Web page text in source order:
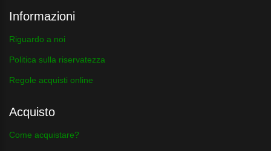
Informazioni
Riguardo a noi
Politica sulla riservatezza
Regole acquisti online
Acquisto
Come acquistare?